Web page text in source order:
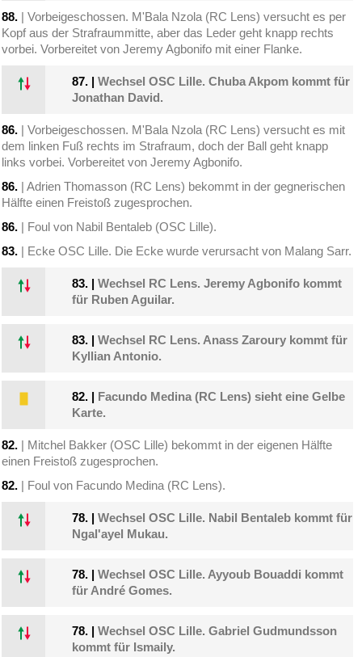
88. | Vorbeigeschossen. M'Bala Nzola (RC Lens) versucht es per
Kopf aus der Strafraummitte, aber das Leder geht knapp rechts
vorbei. Vorbereitet von Jeremy Agbonifo mit einer Flanke.
87. |Wechsel OSC Lille. Chuba Akpom kommt für
Jonathan David.
86. | Vorbeigeschossen. M'Bala Nzola (RC Lens) versucht es mit
dem linken Fuß rechts im Strafraum, doch der Ball geht knapp
links vorbei. Vorbereitet von Jeremy Agbonifo.
86. | Adrien Thomasson (RC Lens) bekommt in der gegnerischen
Hälfte einen Freistoß zugesprochen.
86. | Foul von Nabil Bentaleb (OSC Lille).
83. | Ecke OSC Lille. Die Ecke wurde verursacht von Malang Sarr.
83. |Wechsel RC Lens. Jeremy Agbonifo kommt
für Ruben Aguilar.
83. |Wechsel RC Lens. Anass Zaroury kommt für
Kyllian Antonio.
82. | Facundo Medina (RC Lens) sieht eine Gelbe
Karte.
82. | Mitchel Bakker (OSC Lille) bekommt in der eigenen Hälfte
einen Freistoß zugesprochen.
82. | Foul von Facundo Medina (RC Lens).
78. |Wechsel OSC Lille. Nabil Bentaleb kommt für
Ngal'ayel Mukau.
78. |Wechsel OSC Lille. Ayyoub Bouaddi kommt
für André Gomes.
78. |Wechsel OSC Lille. Gabriel Gudmundsson
kommt für Ismaily.